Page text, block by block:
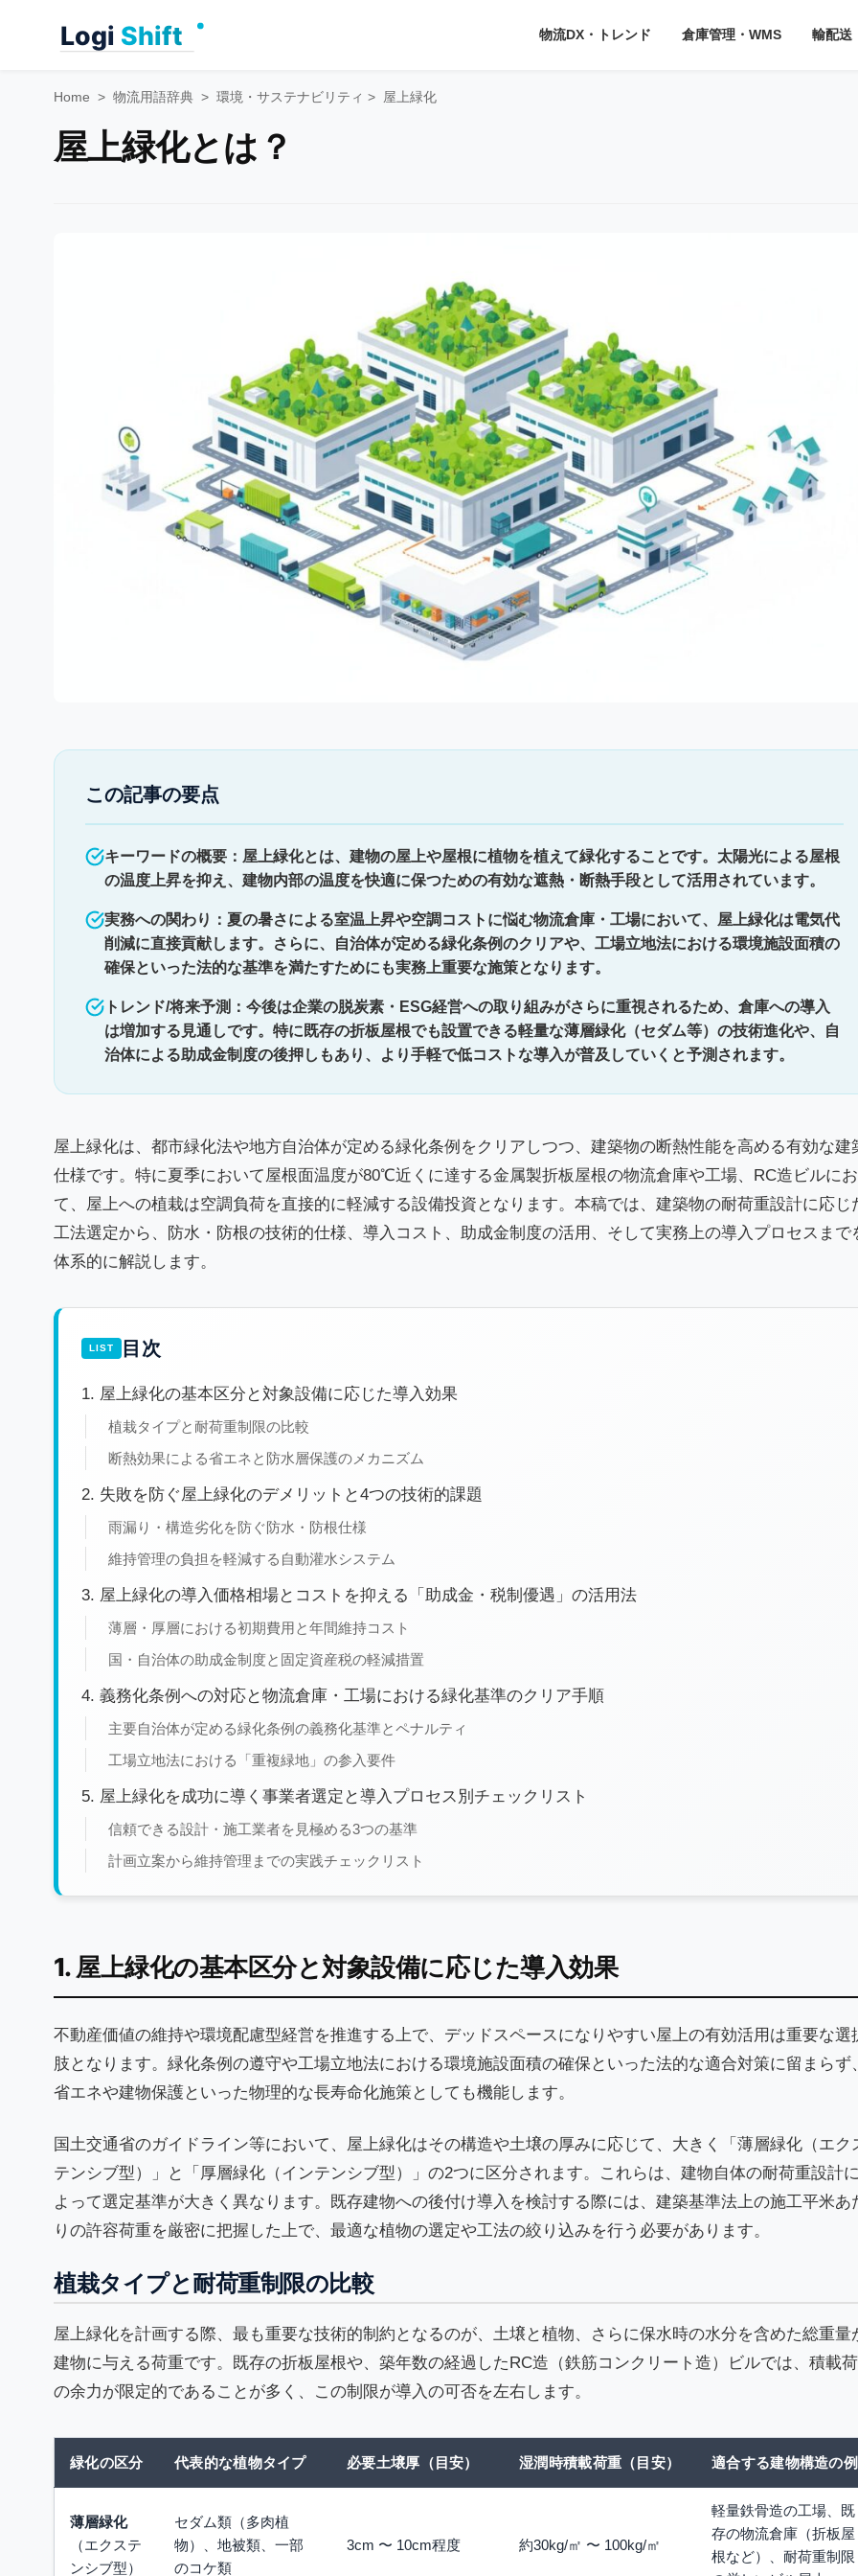
物流DX・トレンド 倉庫管理・WMS 輸配送
Home > 物流用語辞典 > 環境・サステナビリティ > 屋上緑化
屋上緑化とは？
この記事の要点
キーワードの概要：屋上緑化とは、建物の屋上や屋根に植物を植えて緑化することです。太陽光による屋根
の温度上昇を抑え、建物内部の温度を快適に保つための有効な遮熱・断熱手段として活用されています。
実務への関わり：夏の暑さによる室温上昇や空調コストに悩む物流倉庫・工場において、屋上緑化は電気代
削減に直接貢献します。さらに、自治体が定める緑化条例のクリアや、工場立地法における環境施設面積の
確保といった法的な基準を満たすためにも実務上重要な施策となります。
トレンド/将来予測：今後は企業の脱炭素・ESG経営への取り組みがさらに重視されるため、倉庫への導入
は増加する見通しです。特に既存の折板屋根でも設置できる軽量な薄層緑化（セダム等）の技術進化や、自
治体による助成金制度の後押しもあり、より手軽で低コストな導入が普及していくと予測されます。
屋上緑化は、都市緑化法や地方自治体が定める緑化条例をクリアしつつ、建築物の断熱性能を高める有効な建
仕様です。特に夏季において屋根面温度が80℃近くに達する金属製折板屋根の物流倉庫や工場、RC造ビルに
て、屋上への植栽は空調負荷を直接的に軽減する設備投資となります。本稿では、建築物の耐荷重設計に応じ
工法選定から、防水・防根の技術的仕様、導入コスト、助成金制度の活用、そして実務上の導入プロセスまで
体系的に解説します。
目次
1. 屋上緑化の基本区分と対象設備に応じた導入効果
植栽タイプと耐荷重制限の比較
断熱効果による省エネと防水層保護のメカニズム
2. 失敗を防ぐ屋上緑化のデメリットと4つの技術的課題
雨漏り・構造劣化を防ぐ防水・防根仕様
維持管理の負担を軽減する自動灌水システム
3. 屋上緑化の導入価格相場とコストを抑える「助成金・税制優遇」の活用法
薄層・厚層における初期費用と年間維持コスト
国・自治体の助成金制度と固定資産税の軽減措置
4. 義務化条例への対応と物流倉庫・工場における緑化基準のクリア手順
主要自治体が定める緑化条例の義務化基準とペナルティ
工場立地法における「重複緑地」の参入要件
5. 屋上緑化を成功に導く事業者選定と導入プロセス別チェックリスト
信頼できる設計・施工業者を見極める3つの基準
計画立案から維持管理までの実践チェックリスト
1. 屋上緑化の基本区分と対象設備に応じた導入効果
不動産価値の維持や環境配慮型経営を推進する上で、デッドスペースになりやすい屋上の有効活用は重要な選
肢となります。緑化条例の遵守や工場立地法における環境施設面積の確保といった法的な適合対策に留まらず、
省エネや建物保護といった物理的な長寿命化施策としても機能します。
国土交通省のガイドライン等において、屋上緑化はその構造や土壌の厚みに応じて、大きく「薄層緑化（エク
テンシブ型）」と「厚層緑化（インテンシブ型）」の2つに区分されます。これらは、建物自体の耐荷重設計に
よって選定基準が大きく異なります。既存建物への後付け導入を検討する際には、建築基準法上の施工平米あ
りの許容荷重を厳密に把握した上で、最適な植物の選定や工法の絞り込みを行う必要があります。
植栽タイプと耐荷重制限の比較
屋上緑化を計画する際、最も重要な技術的制約となるのが、土壌と植物、さらに保水時の水分を含めた総重量
建物に与える荷重です。既存の折板屋根や、築年数の経過したRC造（鉄筋コンクリート造）ビルでは、積載
の余力が限定的であることが多く、この制限が導入の可否を左右します。
緑化の区分 代表的な植物タイプ 必要土壌厚（目安） 湿潤時積載荷重（目安） 適合する建物構造の例
薄層緑化
（エクステ
ンシブ型）
セダム類（多肉植
物）、地被類、一部
のコケ類
3cm 〜 10cm程度 約30kg/㎡ 〜 100kg/㎡
軽量鉄骨造の工場、既
存の物流倉庫（折板屋
根など）、耐荷重制限